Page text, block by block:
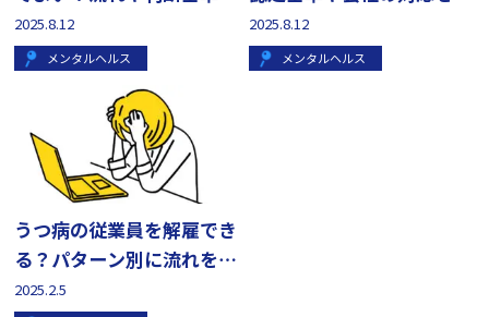
注意点を解説
2025.8.12
メンタルヘルス
護士が解説
2025.8.12
メンタルヘルス
うつ病の従業員を解雇でき
る？パターン別に流れを解
説
2025.2.5